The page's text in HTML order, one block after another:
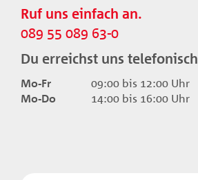
Ruf uns einfach an.
089 55 089 63-0
Du erreichst uns telefonisch
Mo-Fr
09:00 bis 12:00 Uhr
Mo-Do
14:00 bis 16:00 Uhr